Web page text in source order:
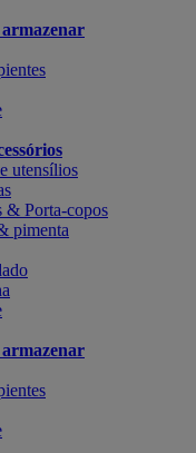
utensílios
& Porta-copos
pimenta